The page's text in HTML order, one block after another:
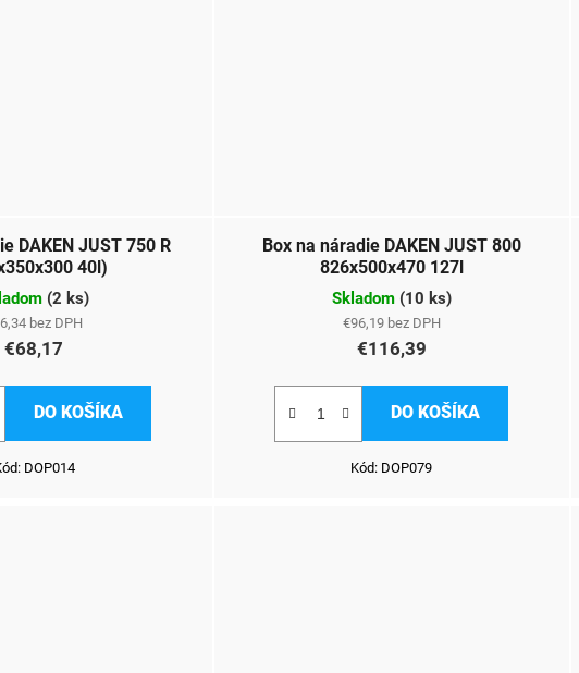
DAKEN JUST 750 R
40l)
(2 ks)
bez DPH
€68,17
DO KOŠÍKA
DOP014
Box na náradie DAKEN JUST 800
826x500x470 127l
Skladom (10 ks)
€96,19 bez DPH
€116,39
DO KOŠÍKA
Kód: DOP079